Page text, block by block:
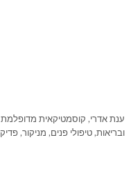
ובריאות, טיפולי פנים, מניקור,